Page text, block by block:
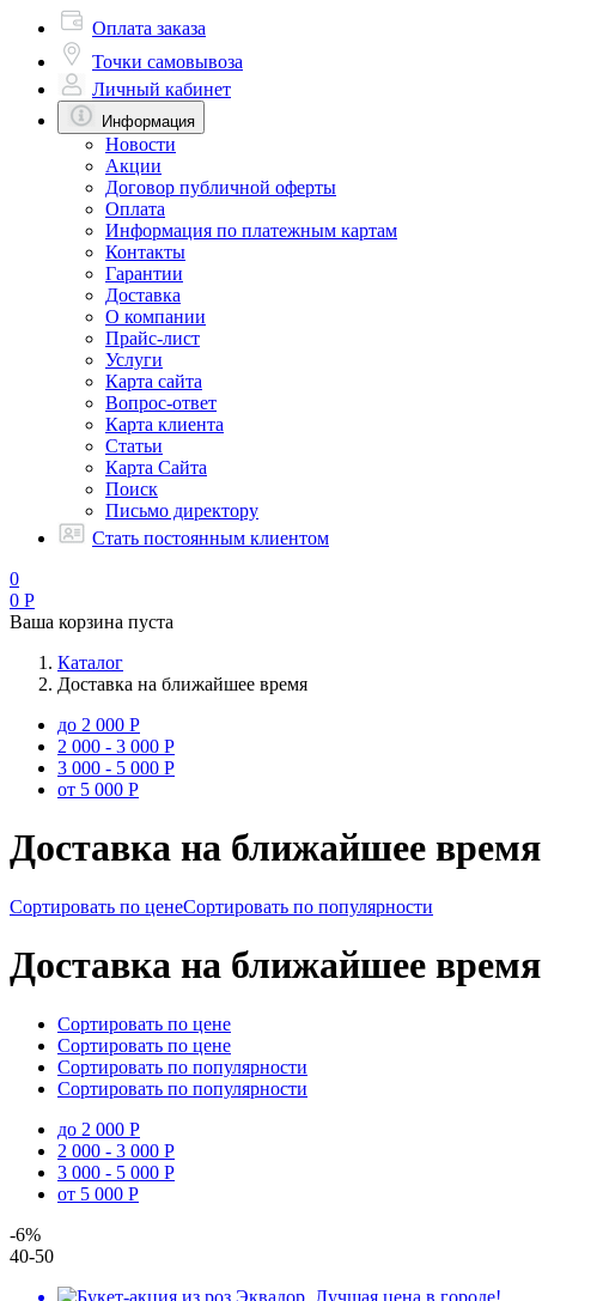
Оплата заказа
Точки самовывоза
Личный кабинет
Информация
Новости
Акции
Договор публичной оферты
Оплата
Информация по платежным картам
Контакты
Гарантии
Доставка
О компании
Прайс-лист
Услуги
Карта сайта
Вопрос-ответ
Карта клиента
Статьи
Карта Сайта
Поиск
Письмо директору
Стать постоянным клиентом
0
0 Р
Ваша корзина пуста
Каталог
Доставка на ближайшее время
до 2 000 Р
2 000 - 3 000 Р
3 000 - 5 000 Р
от 5 000 Р
Доставка на ближайшее время
Сортировать по ценеСортировать по популярности
Доставка на ближайшее время
Сортировать по цене
Сортировать по цене
Сортировать по популярности
Сортировать по популярности
до 2 000 Р
2 000 - 3 000 Р
3 000 - 5 000 Р
от 5 000 Р
-6%
40-50